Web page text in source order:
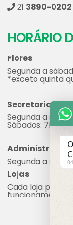
21 3890-0202
HORÁRIO
Flores
Segunda a
*exceto quinta
Secretaria
Segunda a sexta:
Sábados: 7h às
Administração
Segunda a sexta:
Lojas
Cada loja possui
funcionamento.